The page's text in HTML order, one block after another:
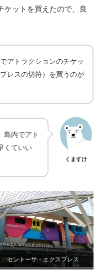
ケットを買えたので、良
アトラクションのチケッ
レスの切符）を買うのが
くますけ
島内でアト
くていい
セントーサ・エクスプレス